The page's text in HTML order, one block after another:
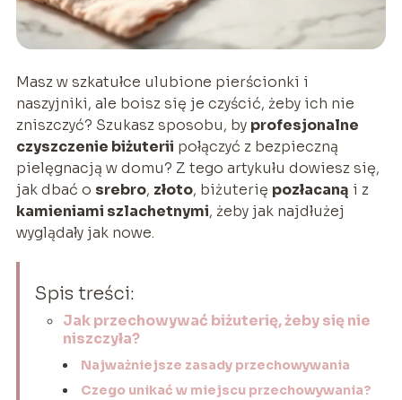
Masz w szkatułce ulubione pierścionki i
naszyjniki, ale boisz się je czyścić, żeby ich nie
zniszczyć? Szukasz sposobu, by profesjonalne
czyszczenie biżuterii połączyć z bezpieczną
pielęgnacją w domu? Z tego artykułu dowiesz się,
jak dbać o srebro, złoto, biżuterię pozłacaną i z
kamieniami szlachetnymi, żeby jak najdłużej
wyglądały jak nowe.
Spis treści:
Jak przechowywać biżuterię, żeby się nie
niszczyła?
Najważniejsze zasady przechowywania
Czego unikać w miejscu przechowywania?